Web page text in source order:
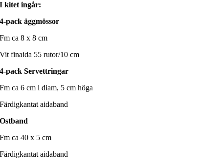
I kitet ingår:
4-pack äggmössor
Fm ca 8 x 8 cm
Vit finaida 55 rutor/10 cm
4-pack Servettringar
Fm ca 6 cm i diam, 5 cm höga
Färdigkantat aidaband
Ostband
Fm ca 40 x 5 cm
Färdigkantat aidaband